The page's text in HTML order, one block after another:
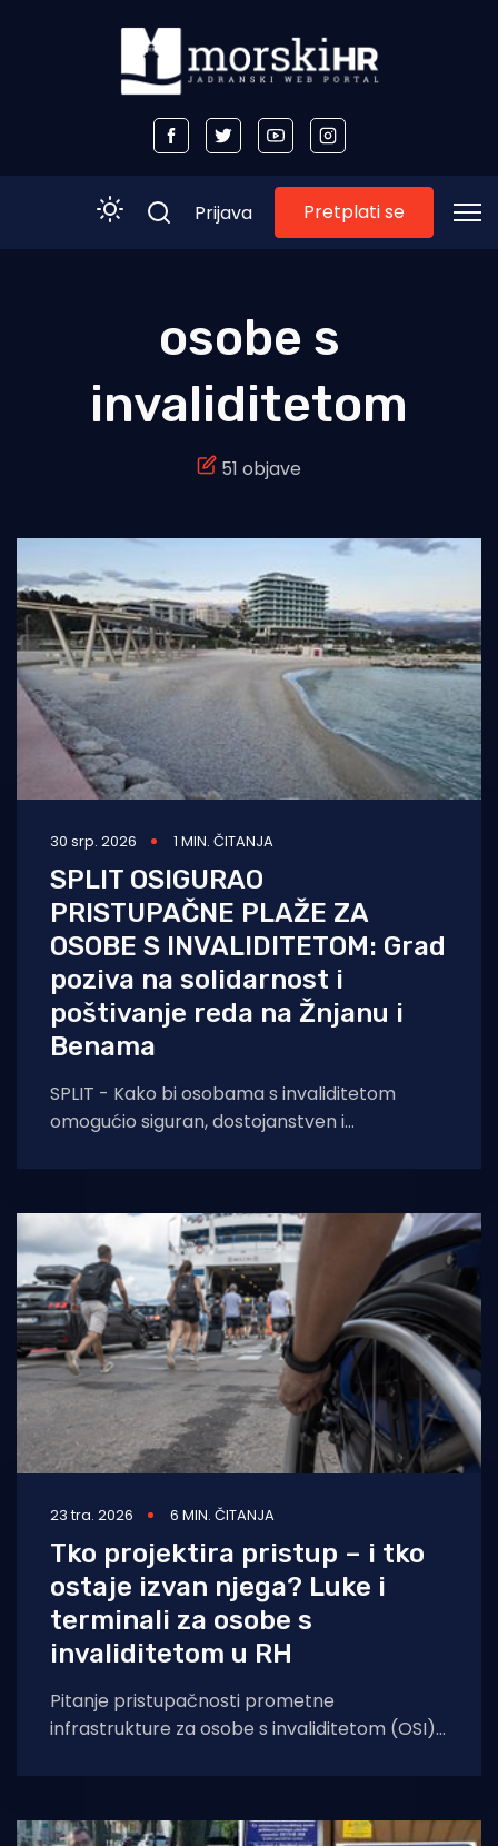
Turizam i nautika
Pomorstvo
Ribolov
Ekologija
Tradicija i kultura
Prijava Pretplati se
osobe s
invaliditetom
51 objave
30 srp. 2026 1 MIN. ČITANJA
SPLIT OSIGURAO
PRISTUPAČNE PLAŽE ZA
OSOBE S INVALIDITETOM: Grad
poziva na solidarnost i
poštivanje reda na Žnjanu i
Benama
SPLIT - Kako bi osobama s invaliditetom
omogućio siguran, dostojanstven i
osigurao je dvije prilagođene plaže
23 tra. 2026 6 MIN. ČITANJA
Tko projektira pristup – i tko
ostaje izvan njega? Luke i
terminali za osobe s
invaliditetom u RH
Pitanje pristupačnosti prometne
infrastrukture za osobe s invaliditetom (OSI) i
predstavlja temeljno načelo socijalne